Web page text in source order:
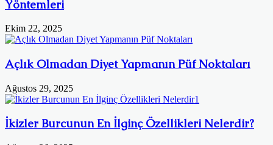
Yöntemleri
Ekim 22, 2025
Açlık Olmadan Diyet Yapmanın Püf Noktaları
Ağustos 29, 2025
İkizler Burcunun En İlginç Özellikleri Nelerdir?